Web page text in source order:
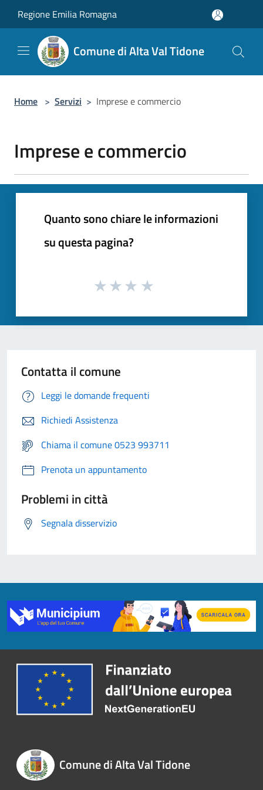
Regione Emilia Romagna
Comune di Alta Val Tidone
Home > Servizi > Imprese e commercio
Imprese e commercio
Quanto sono chiare le informazioni
su questa pagina?
Contatta il comune
Leggi le domande frequenti
Richiedi Assistenza
Chiama il comune 0523 993711
Prenota un appuntamento
Problemi in città
Segnala disservizio
Comune di Alta Val Tidone